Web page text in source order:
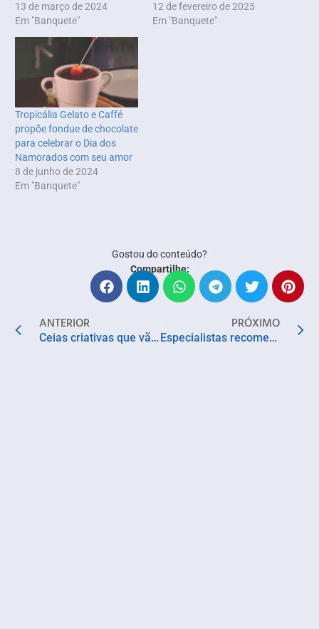
13 de março de 2024
Em "Banquete"
12 de fevereiro de 2025
Em "Banquete"
Tropicália Gelato e Caffé
propõe fondue de chocolate
para celebrar o Dia dos
Namorados com seu amor
8 de junho de 2024
Em "Banquete"
Gostou do conteúdo?
Compartilhe:
ANTERIOR
Ceias criativas que vão do vegano ao tradicional. Confira as receitas
PRÓXIMO
Especialistas recomendam cuidados com idosos em viagens de fim de ano